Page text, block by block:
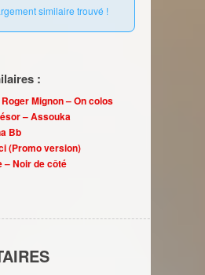
similaire trouvé !
:
Mignon – On colos
– Assouka
Bb
(Promo version)
– Noir de côté